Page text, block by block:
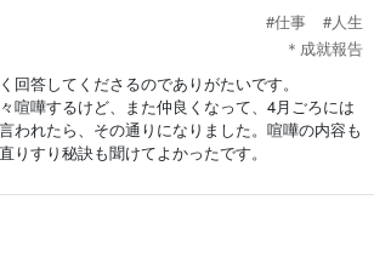
#仕事
#人生
＊成就報告
回答してくださるのでありがたいです。
喧嘩するけど、また仲良くなって、4月ごろには
われたら、その通りになりました。喧嘩の内容も
りすり秘訣も聞けてよかったです。